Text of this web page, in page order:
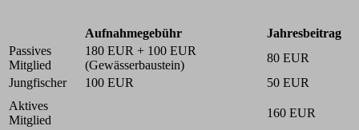
Aufnahmegebühr
Jahresbeitrag
Passives
Mitglied
180 EUR + 100 EUR
(Gewässerbaustein)
80 EUR
Jungfischer
100 EUR
50 EUR
Aktives
Mitglied
160 EUR